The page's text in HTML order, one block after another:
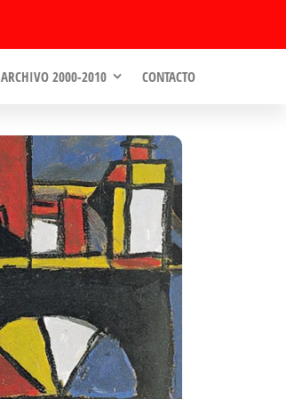
ARCHIVO 2000-2010 CONTACTO